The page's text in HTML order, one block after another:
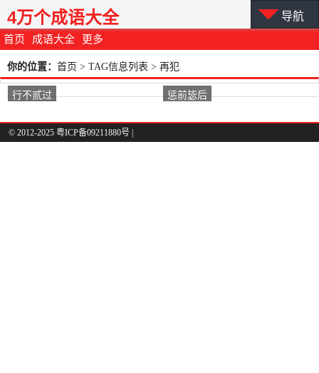
首页 成语大全 更多
4万个成语大全 导航
你的位置： 首页 > TAG信息列表 > 再犯
行不贰过 惩前毖后
© 2012-2025 粤ICP备09211880号 |